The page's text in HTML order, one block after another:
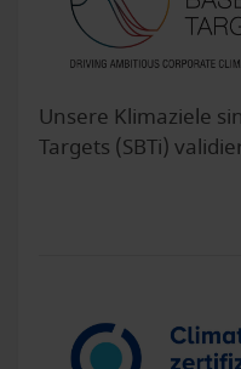
Unsere Klimaziele
Targets (SBTi)